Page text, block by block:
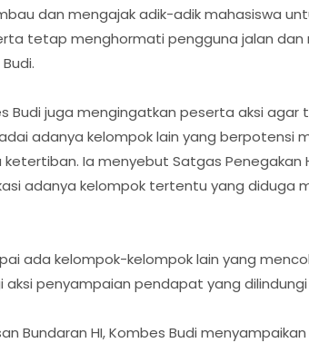
dan mengajak adik-adik mahasiswa
tetap menghormati pengguna jalan dan
Budi juga mengingatkan peserta aksi
adanya kelompok lain yang berpotensi
Ia menyebut Satgas Penegakan
adanya kelompok tertentu yang diduga
ada kelompok-kelompok lain yang
aksi penyampaian pendapat yang dilindungi
Bundaran HI, Kombes Budi